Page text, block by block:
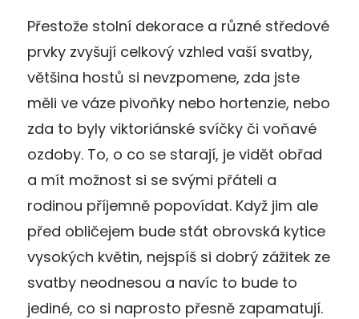
Přestože stolní dekorace a různé středové
prvky zvyšují celkový vzhled vaší svatby,
většina hostů si nevzpomene, zda jste
měli ve váze pivoňky nebo hortenzie, nebo
zda to byly viktoriánské svíčky či voňavé
ozdoby. To, o co se starají, je vidět obřad
a mít možnost si se svými přáteli a
rodinou příjemně popovídat. Když jim ale
před obličejem bude stát obrovská kytice
vysokých květin, nejspíš si dobrý zážitek ze
svatby neodnesou a navíc to bude to
jediné, co si naprosto přesně zapamatují.